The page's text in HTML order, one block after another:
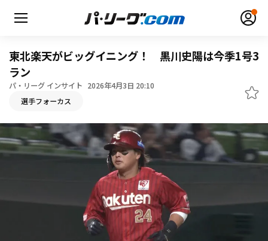
HOME
東北楽天がビッグイニング！ 黒川史陽は今季1号3
ラン
パ・リーグ インサイト 2026年4月3日 20:10
選手フォーカス